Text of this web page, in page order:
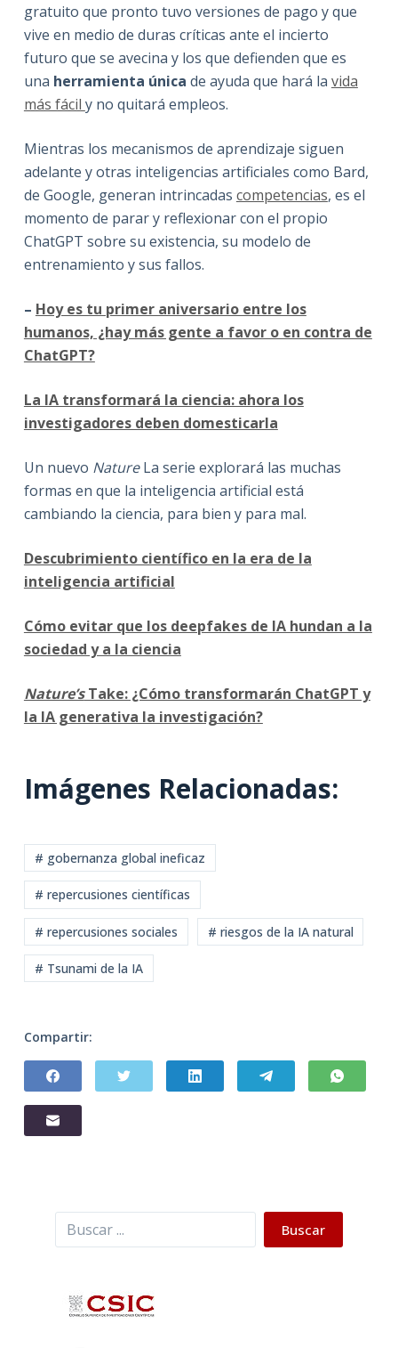
gratuito que pronto tuvo versiones de pago y que
vive en medio de duras críticas ante el incierto
futuro que se avecina y los que defienden que es
una herramienta única de ayuda que hará la vida
más fácil y no quitará empleos.
Mientras los mecanismos de aprendizaje siguen
adelante y otras inteligencias artificiales como Bard,
de Google, generan intrincadas competencias, es el
momento de parar y reflexionar con el propio
ChatGPT sobre su existencia, su modelo de
entrenamiento y sus fallos.
– Hoy es tu primer aniversario entre los
humanos, ¿hay más gente a favor o en contra de
ChatGPT?
La IA transformará la ciencia: ahora los
investigadores deben domesticarla
Un nuevo NatureLa serie explorará las muchas
formas en que la inteligencia artificial está
cambiando la ciencia, para bien y para mal.
Descubrimiento científico en la era de la
inteligencia artificial
Cómo evitar que los deepfakes de IA hundan a la
sociedad y a la ciencia
Nature’sTake: ¿Cómo transformarán ChatGPT y
la IA generativa la investigación?
Imágenes Relacionadas:
# gobernanza global ineficaz
# repercusiones científicas
# repercusiones sociales # riesgos de la IA natural
# Tsunami de la IA
Compartir:
Buscar Buscar